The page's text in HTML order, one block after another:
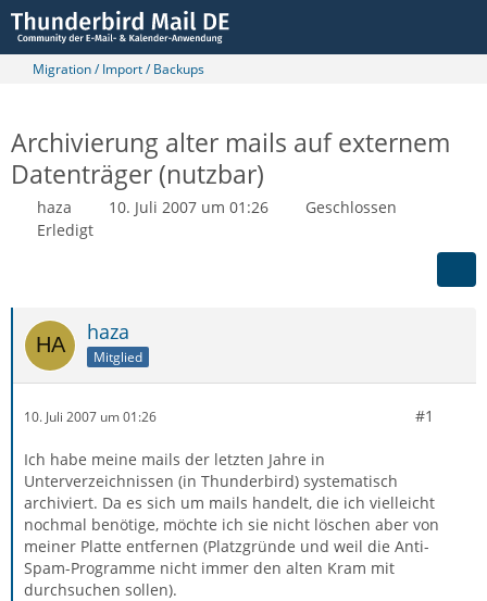
Migration / Import / Backups
Archivierung alter mails auf externem
Datenträger (nutzbar)
haza 10. Juli 2007 um 01:26
Geschlossen
Erledigt
haza
Mitglied
10. Juli 2007 um 01:26 #1
Ich habe meine mails der letzten Jahre in
Unterverzeichnissen (in Thunderbird) systematisch
archiviert. Da es sich um mails handelt, die ich vielleicht
nochmal benötige, möchte ich sie nicht löschen aber von
meiner Platte entfernen (Platzgründe und weil die Anti-
Spam-Programme nicht immer den alten Kram mit
durchsuchen sollen).